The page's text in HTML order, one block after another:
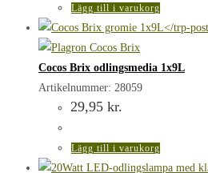
Lägg till i varukorg
Cocos Brix odlingsmedia 1x9L
Artikelnummer: 28059
29,95 kr.
Lägg till i varukorg